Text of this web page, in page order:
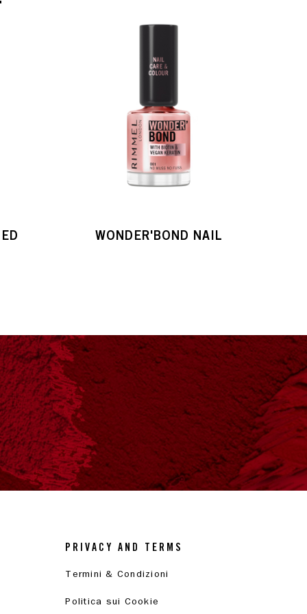
WONDER'BOND NAIL
PRIVACY AND TERMS
Termini & Condizioni
Politica sui Cookie